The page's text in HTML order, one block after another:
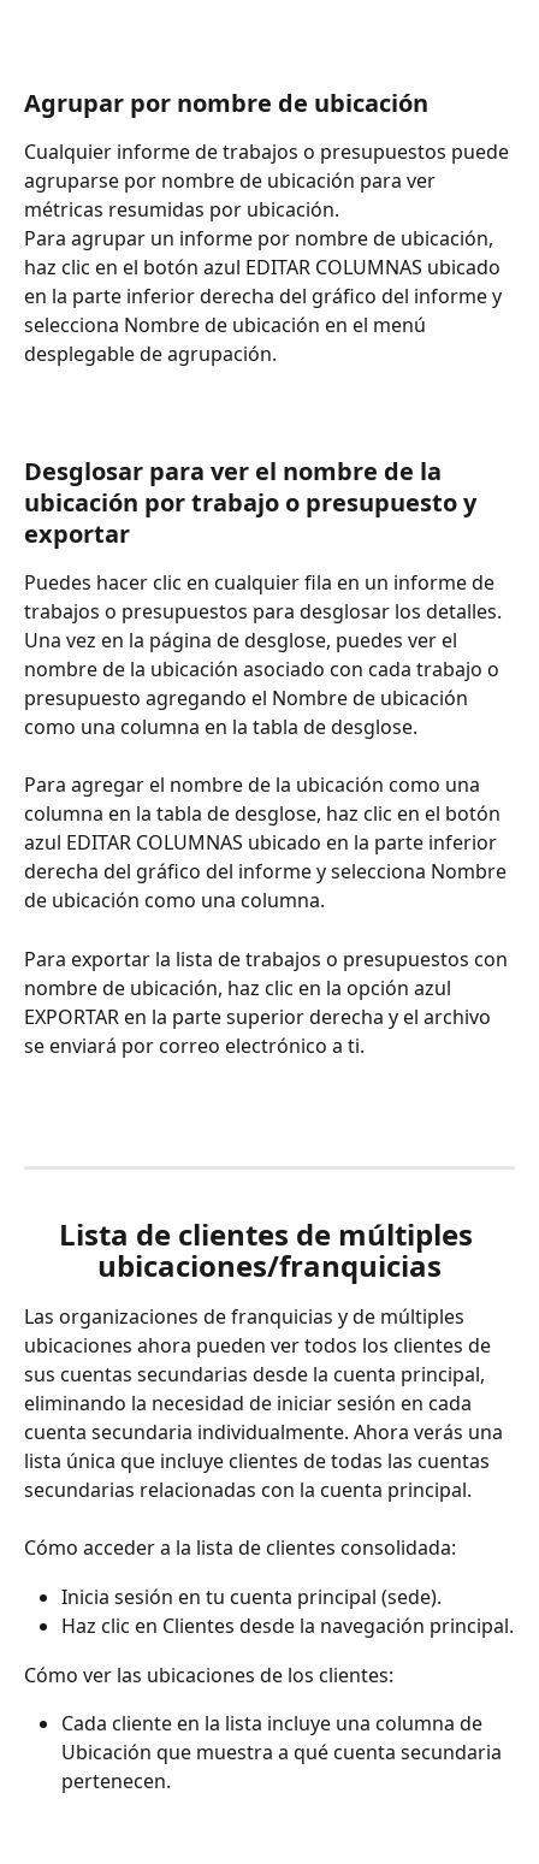
Agrupar por nombre de ubicación
Cualquier informe de trabajos o presupuestos puede
agruparse por nombre de ubicación para ver
métricas resumidas por ubicación.
Para agrupar un informe por nombre de ubicación,
haz clic en el botón azul EDITAR COLUMNAS ubicado
en la parte inferior derecha del gráfico del informe y
selecciona Nombre de ubicación en el menú
desplegable de agrupación.
Desglosar para ver el nombre de la
ubicación por trabajo o presupuesto y
exportar
Puedes hacer clic en cualquier fila en un informe de
trabajos o presupuestos para desglosar los detalles.
Una vez en la página de desglose, puedes ver el
nombre de la ubicación asociado con cada trabajo o
presupuesto agregando el Nombre de ubicación
como una columna en la tabla de desglose.
Para agregar el nombre de la ubicación como una
columna en la tabla de desglose, haz clic en el botón
azul EDITAR COLUMNAS ubicado en la parte inferior
derecha del gráfico del informe y selecciona Nombre
de ubicación como una columna.
Para exportar la lista de trabajos o presupuestos con
nombre de ubicación, haz clic en la opción azul
EXPORTAR en la parte superior derecha y el archivo
se enviará por correo electrónico a ti.
Lista de clientes de múltiples
ubicaciones/franquicias
Las organizaciones de franquicias y de múltiples
ubicaciones ahora pueden ver todos los clientes de
sus cuentas secundarias desde la cuenta principal,
eliminando la necesidad de iniciar sesión en cada
cuenta secundaria individualmente. Ahora verás una
lista única que incluye clientes de todas las cuentas
secundarias relacionadas con la cuenta principal.
Cómo acceder a la lista de clientes consolidada:
Inicia sesión en tu cuenta principal (sede).
Haz clic en Clientes desde la navegación principal.
Cómo ver las ubicaciones de los clientes:
Cada cliente en la lista incluye una columna de
Ubicación que muestra a qué cuenta secundaria
pertenecen.